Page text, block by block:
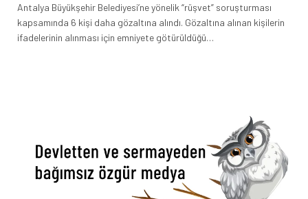
Antalya Büyükşehir Belediyesi’ne yönelik “rüşvet” soruşturması
kapsamında 6 kişi daha gözaltına alındı. Gözaltına alınan kişilerin
ifadelerinin alınması için emniyete götürüldüğü…